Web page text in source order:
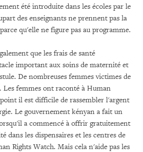
été introduite dans les écoles par le
des enseignants ne prennent pas la
qu'elle ne figure pas au programme.
que les frais de santé
important aux soins de maternité et
De nombreuses femmes victimes de
Les femmes ont raconté à Human
il est difficile de rassembler l'argent
Le gouvernement kényan a fait un
a commencé à offrir gratuitement
dans les dispensaires et les centres de
Rights Watch. Mais cela n'aide pas les